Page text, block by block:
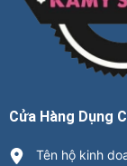
Cửa Hàng Dụng
Tên hộ kinh